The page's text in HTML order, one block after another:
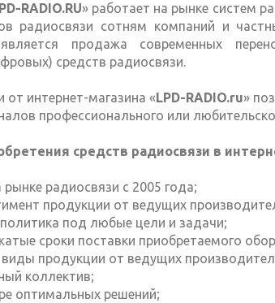
RADIO.RU» работает на рынке систем
радиосвязи сотням компаний и
является продажа современных
средств радиосвязи.
от интернет-магазина «LPD-RADIO.ru»
профессионального или
средств радиосвязи в
радиосвязи с 2005 года;
продукции от ведущих
политика под любые цели и задачи;
сроки поставки приобретаемого
виды продукции от ведущих
коллектив;
оптимальных решений;